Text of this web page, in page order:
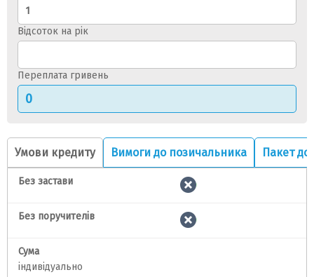
Відсоток на рік
Переплата гривень
Умови кредиту Вимоги до позичальника Пакет
Без застави
Без поручителів
Сума
індивідуально